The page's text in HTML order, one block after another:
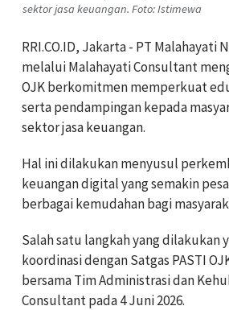
sektor jasa keuangan. Foto: Istimewa
RRI.CO.ID, Jakarta - PT Malahayati
melalui Malahayati Consultant
OJK berkomitmen memperkuat
serta pendampingan kepada
sektor jasa keuangan.
Hal ini dilakukan menyusul
keuangan digital yang semakin
berbagai kemudahan bagi
Salah satu langkah yang dilakukan
koordinasi dengan Satgas PASTI
bersama Tim Administrasi dan
Consultant pada 4 Juni 2026.